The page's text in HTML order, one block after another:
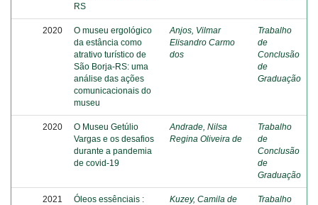
RS
2020
O museu ergológico
da estância como
atrativo turístico de
São Borja-RS: uma
análise das ações
comunicacionais do
museu
Anjos, Vilmar
Elisandro Carmo
dos
Trabalho
de
Conclusão
de
Graduação
2020
O Museu Getúlio
Vargas e os desafios
durante a pandemia
de covid-19
Andrade, Nilsa
Regina Oliveira de
Trabalho
de
Conclusão
de
Graduação
2021
Óleos essênciais :
Kuzey, Camila de
Trabalho